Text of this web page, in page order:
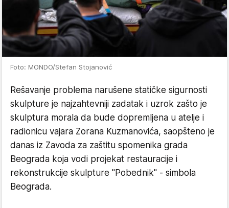
Foto: MONDO/Stefan Stojanović
Rešavanje problema narušene statičke sigurnosti
skulpture je najzahtevniji zadatak i uzrok zašto je
skulptura morala da bude dopremljena u atelje i
radionicu vajara Zorana Kuzmanovića, saopšteno je
danas iz Zavoda za zaštitu spomenika grada
Beograda koja vodi projekat restauracije i
rekonstrukcije skulpture "Pobednik" - simbola
Beograda.